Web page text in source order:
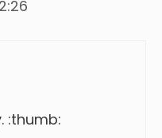
:thumb: